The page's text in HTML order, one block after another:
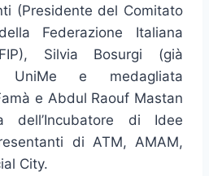
(Presidente del Comitato
Federazione Italiana
Silvia Bosurgi (già
UniMe e medagliata
e Abdul Raouf Mastan
dell’Incubatore di Idee
di ATM, AMAM,
City.